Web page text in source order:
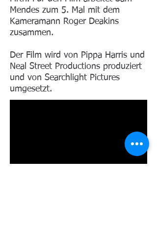
Mendes zum 5. Mal mit dem
Kameramann Roger Deakins
zusammen.
Der Film wird von Pippa Harris und
Neal Street Productions produziert
und von Searchlight Pictures
umgesetzt.